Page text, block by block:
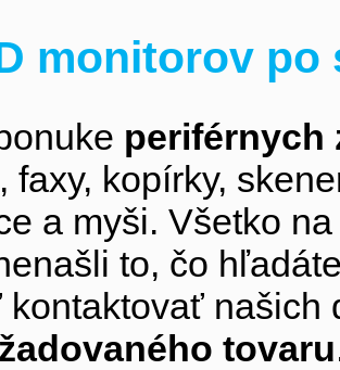
monitorov
periférnych
faxy, kopírky,
a myši. Všetko
to, čo
kontaktovať
tovaru